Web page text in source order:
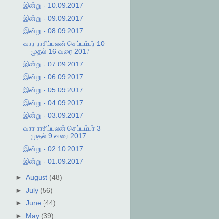
இன்று - 10.09.2017
இன்று - 09.09.2017
இன்று - 08.09.2017
வார ராசிப்பலன் செப்டம்பர் 10
முதல் 16 வரை 2017
இன்று - 07.09.2017
இன்று - 06.09.2017
இன்று - 05.09.2017
இன்று - 04.09.2017
இன்று - 03.09.2017
வார ராசிப்பலன் செப்டம்பர் 3
முதல் 9 வரை 2017
இன்று - 02.10.2017
இன்று - 01.09.2017
► August (48)
► July (56)
► June (44)
►
May (39)